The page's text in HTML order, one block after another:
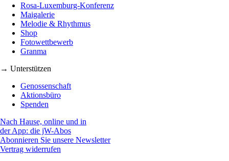
Rosa-Luxemburg-Konferenz
Maigalerie
Melodie & Rhythmus
Shop
Fotowettbewerb
Granma
→ Unterstützen
Genossenschaft
Aktionsbüro
Spenden
Nach Hause, online und in
der App: die jW-Abos
Abonnieren Sie unsere Newsletter
Vertrag widerrufen